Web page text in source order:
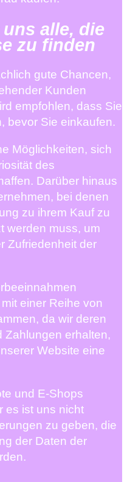
alle, die
zu finden
gute Chancen,
Kunden
empfohlen, dass Sie
bevor Sie einkaufen.
Möglichkeiten, sich
des
Darüber hinaus
bei denen
zu ihrem Kauf zu
werden muss, um
Zufriedenheit der
einer Reihe von
da wir deren
Zahlungen erhalten,
Website eine
und E-Shops
es ist uns nicht
zu geben, die
der Daten der